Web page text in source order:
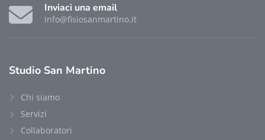
Inviaci una email
info@fisiosanmartino.it
Studio San Martino
Chi siamo
Servizi
Collaboratori